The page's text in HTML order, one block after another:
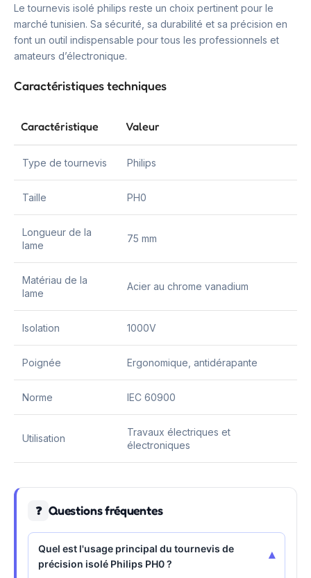
Le tournevis isolé philips reste un choix pertinent pour le
marché tunisien. Sa sécurité, sa durabilité et sa précision en
font un outil indispensable pour tous les professionnels et
amateurs d’électronique.
Caractéristiques techniques
Caractéristique Valeur
Type de tournevis Philips
Taille PH0
Longueur de la
lame
75 mm
Matériau de la
lame
Acier au chrome vanadium
Isolation 1000V
Poignée Ergonomique, antidérapante
Norme IEC 60900
Utilisation
Travaux électriques et
électroniques
❓ Questions fréquentes
Quel est l'usage principal du tournevis de
précision isolé Philips PH0 ?
▾